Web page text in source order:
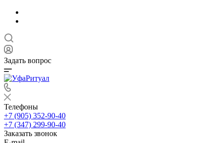
Задать вопрос
Телефоны
+7 (905) 352-90-40
+7 (347) 299-90-40
Заказать звонок